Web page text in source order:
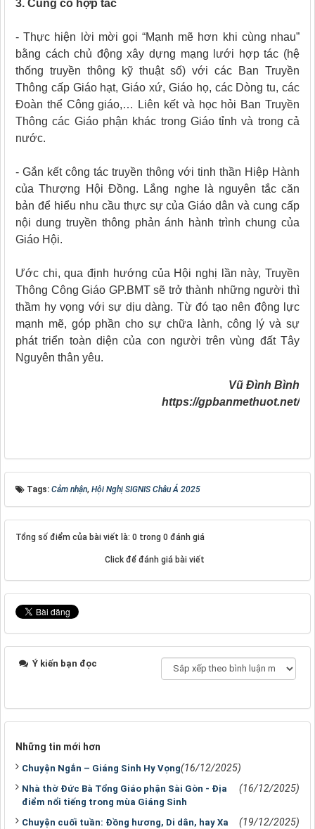
3. Củng cố hợp tác
- Thực hiện lời mời gọi “Mạnh mẽ hơn khi cùng nhau”
bằng cách chủ động xây dựng mạng lưới hợp tác (hệ
thống truyền thông kỹ thuật số) với các Ban Truyền
Thông cấp Giáo hạt, Giáo xứ, Giáo họ, các Dòng tu, các
Đoàn thể Công giáo,… Liên kết và học hỏi Ban Truyền
Thông các Giáo phận khác trong Giáo tỉnh và trong cả
nước.
- Gắn kết công tác truyền thông với tinh thần Hiệp Hành
của Thượng Hội Đồng. Lắng nghe là nguyên tắc căn
bản để hiểu nhu cầu thực sự của Giáo dân và cung cấp
nội dung truyền thông phản ánh hành trình chung của
Giáo Hội.
Ước chi, qua định hướng của Hội nghị lần này, Truyền
Thông Công Giáo GP.BMT sẽ trở thành những người thì
thầm hy vọng với sự dịu dàng. Từ đó tạo nên động lực
mạnh mẽ, góp phần cho sự chữa lành, công lý và sự
phát triển toàn diện của con người trên vùng đất Tây
Nguyên thân yêu.
Vũ Đình Bình
https://gpbanmethuot.net/
Tags: Cảm nhận, Hội Nghị SIGNIS Châu Á 2025
Tổng số điểm của bài viết là: 0 trong 0 đánh giá
Click để đánh giá bài viết
Ý kiến bạn đọc
Những tin mới hơn
Chuyện Ngắn – Giáng Sinh Hy Vọng(16/12/2025)
Nhà thờ Đức Bà Tổng Giáo phận Sài Gòn - Địa
điểm nổi tiếng trong mùa Giáng Sinh
(16/12/2025)
Chuyện cuối tuần: Đồng hương, Di dân, hay Xa
(19/12/2025)